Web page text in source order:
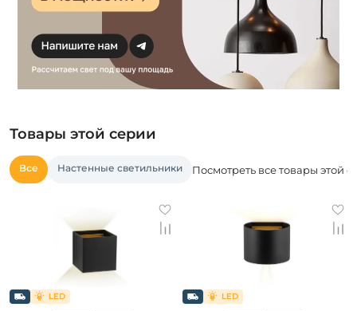
Товары этой серии
Все Настенные светильники Посмотреть все товары этой